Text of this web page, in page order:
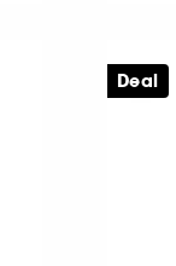
Deal